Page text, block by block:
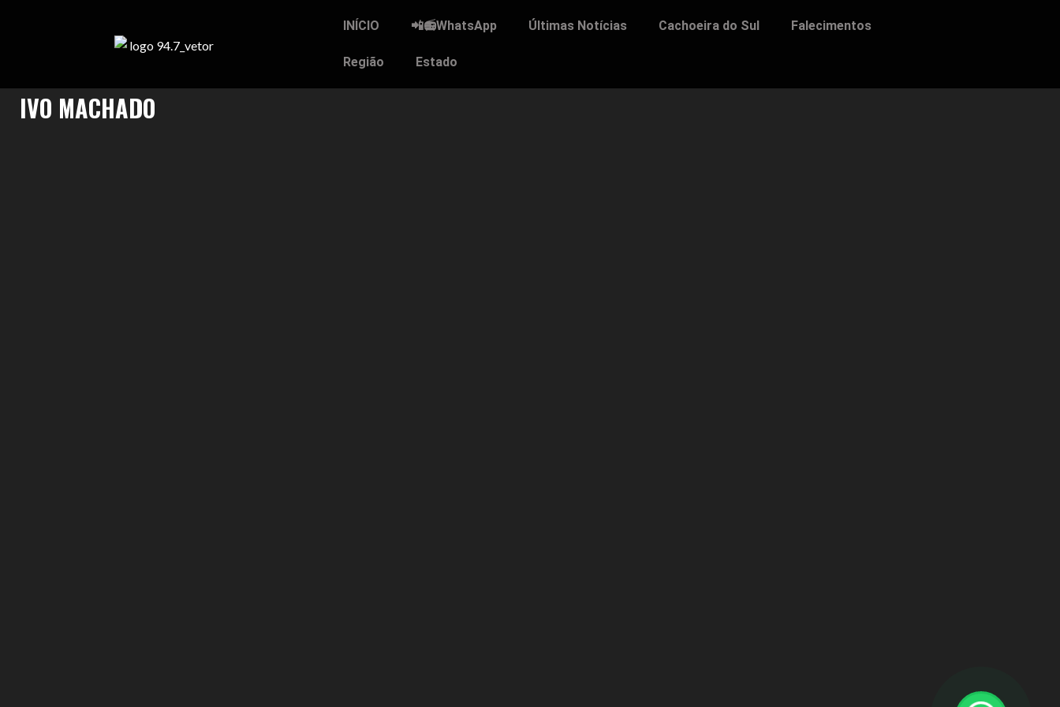
INÍCIO 📲📻WhatsApp Últimas Notícias Cachoeira do Sul Falecimentos
Região Estado
IVO MACHADO